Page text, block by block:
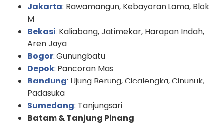
Jakarta: Rawamangun, Kebayoran Lama, Blok
M
Bekasi: Kaliabang, Jatimekar, Harapan Indah,
Aren Jaya
Bogor: Gunungbatu
Depok: Pancoran Mas
Bandung: Ujung Berung, Cicalengka, Cinunuk,
Padasuka
Sumedang: Tanjungsari
Batam & Tanjung Pinang